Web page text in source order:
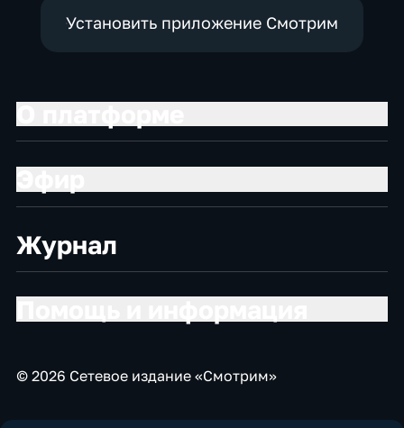
Установить приложение Смотрим
Журнал
© 2026 Сетевое издание «Смотрим»